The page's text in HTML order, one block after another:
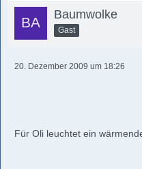
Baumwolke
Gast
20. Dezember 2009 um 18:26
Für Oli leuchtet ein